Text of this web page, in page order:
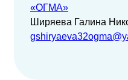
«ОГМА»
Ширяева Галина